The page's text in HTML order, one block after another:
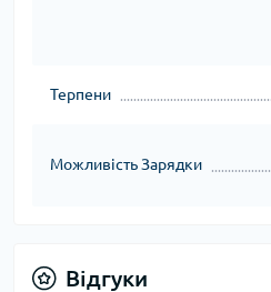
Терпени
Можливість Зарядки
Відгуки